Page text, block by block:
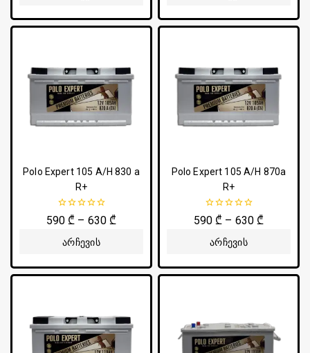
Polo Expert 105 A/H 830 a
R+
0
5-
დან
590₾ – 630₾
Არჩევის
Polo Expert 105 A/H 870a
R+
0
5-
დან
590₾ – 630₾
Არჩევის